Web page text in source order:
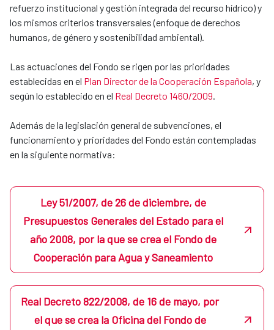
refuerzo institucional y gestión integrada del recurso hídrico) y
los mismos criterios transversales (enfoque de derechos
humanos, de género y sostenibilidad ambiental).
Las actuaciones del Fondo se rigen por las prioridades
establecidas en el Plan Director de la Cooperación Española, y
según lo establecido en el Real Decreto 1460/2009.
Además de la legislación general de subvenciones, el
funcionamiento y prioridades del Fondo están contempladas
en la siguiente normativa:
Ley 51/2007, de 26 de diciembre, de
Presupuestos Generales del Estado para el
año 2008, por la que se crea el Fondo de
Cooperación para Agua y Saneamiento
Real Decreto 822/2008, de 16 de mayo, por
el que se crea la Oficina del Fondo de